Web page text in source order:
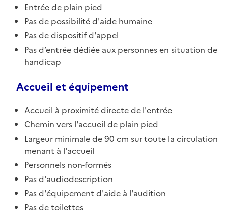
Entrée de plain pied
Pas de possibilité d'aide humaine
Pas de dispositif d'appel
Pas d’entrée dédiée aux personnes en situation de
handicap
Accueil et équipement
Accueil à proximité directe de l'entrée
Chemin vers l'accueil de plain pied
Largeur minimale de 90 cm sur toute la circulation
menant à l'accueil
Personnels non-formés
Pas d'audiodescription
Pas d'équipement d'aide à l'audition
Pas de toilettes